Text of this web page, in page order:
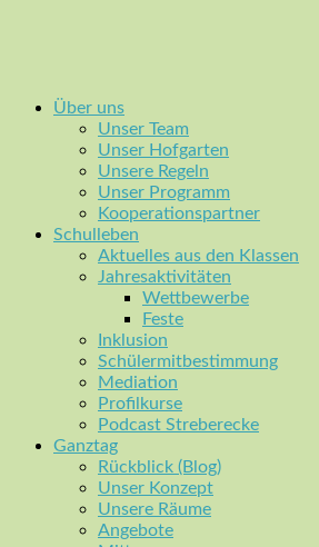
Über uns
Unser Team
Unser Hofgarten
Unsere Regeln
Unser Programm
Kooperationspartner
Schulleben
Aktuelles aus den Klassen
Jahresaktivitäten
Wettbewerbe
Feste
Inklusion
Schülermitbestimmung
Mediation
Profilkurse
Podcast Streberecke
Ganztag
Rückblick (Blog)
Unser Konzept
Unsere Räume
Angebote